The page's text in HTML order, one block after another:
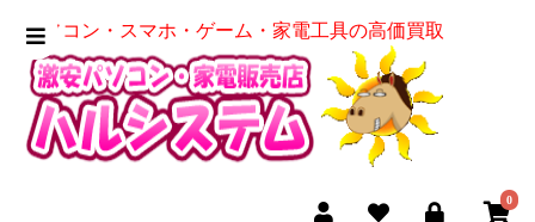
パソコン・スマホ・ゲーム・家電工具の高価買取
0